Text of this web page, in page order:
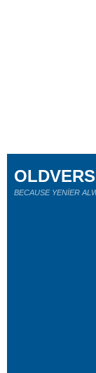
BECAUSE YENİER